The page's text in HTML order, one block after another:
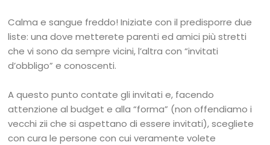
Calma e sangue freddo! Iniziate con il predisporre due
liste: una dove metterete parenti ed amici più stretti
che vi sono da sempre vicini, l’altra con “invitati
d’obbligo” e conoscenti.
A questo punto contate gli invitati e, facendo
attenzione al budget e alla “forma” (non offendiamo i
vecchi zii che si aspettano di essere invitati), scegliete
con cura le persone con cui veramente volete